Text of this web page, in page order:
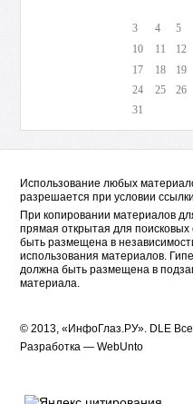
3
4 5
10
11 12
17
18 19
24
25 26
31
Использование любых
разрешается при условии
При копировании материалов
прямая открытая для
быть размещена в
использования материалов.
должна быть размещена в
материала.
© 2013, «ИнфоГлаз.РУ». DLE
Разработка —WebUnto